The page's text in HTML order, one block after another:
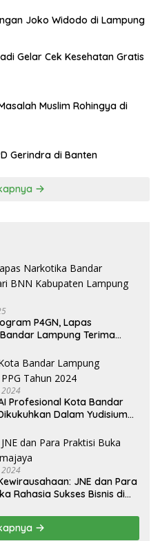
Joko Widodo di Lampung
Gelar Cek Kesehatan Gratis
Muslim Rohingya di
Gerindra di Banten
P4GN, Lapas
Lampung Terima
2024
Profesional Kota Bandar
Dalam Yudisium
2024
JNE dan Para
Rahasia Sukses Bisnis di